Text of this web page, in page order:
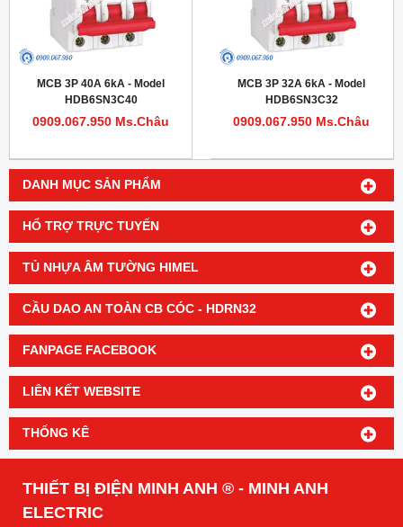
DANH MỤC SẢN PHẨM
HỔ TRỢ TRỰC TUYẾN
TỦ NHỰA ÂM TƯỜNG HIMEL
CẦU DAO AN TOÀN CB CÓC - HDRN32
FANPAGE FACEBOOK
LIÊN KẾT WEBSITE
THỐNG KÊ
MCB 3P 40A 6kA - Model
HDB6SN3C40
0909.067.950 Ms.Châu
MCB 3P 32A 6kA - Model
HDB6SN3C32
0909.067.950 Ms.Châu
THIẾT BỊ ĐIỆN MINH ANH ® - MINH ANH
ELECTRIC